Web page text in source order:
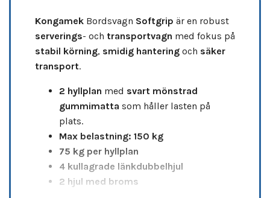
Kongamek Bordsvagn Softgrip är en robust
serverings- och transportvagn med fokus på
stabil körning, smidig hantering och säker
transport.
2 hyllplan med svart mönstrad
gummimatta som håller lasten på
plats.
Max belastning: 150 kg
75 kg per hyllplan
4 kullagrade länkdubbelhjul
2 hjul med broms